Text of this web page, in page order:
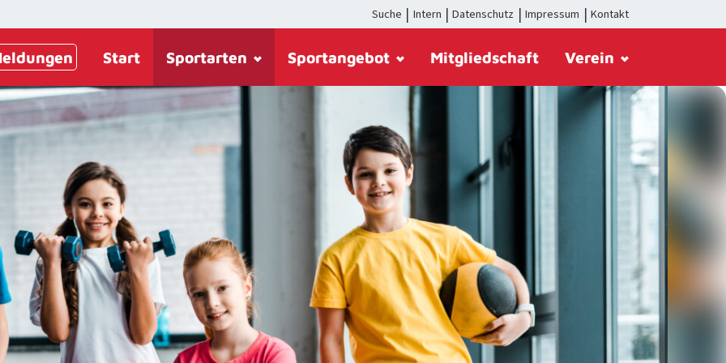
Suche Intern Datenschutz Impressum Kontakt
Start Sportarten Sportangebot Mitgliedschaft Verein